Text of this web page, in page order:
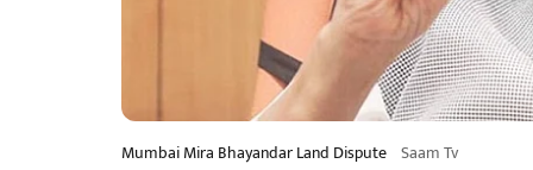
Mumbai Mira Bhayandar Land Dispute Saam Tv